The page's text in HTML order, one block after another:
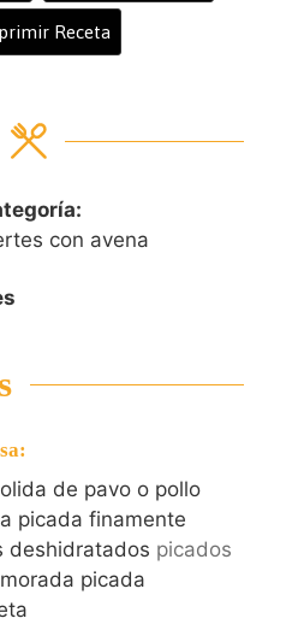
Receta
con avena
de pavo o pollo
picada finamente
deshidratados picados
picada